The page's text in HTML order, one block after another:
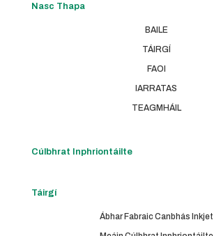
Nasc Thapa
BAILE
TÁIRGÍ
FAOI
IARRATAS
TEAGMHÁIL
Cúlbhrat Inphriontáilte
Táirgí
Ábhar Fabraic Canbhás Inkjet